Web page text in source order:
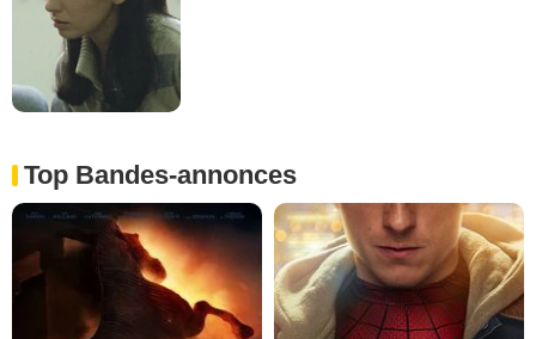
Top Bandes-annonces